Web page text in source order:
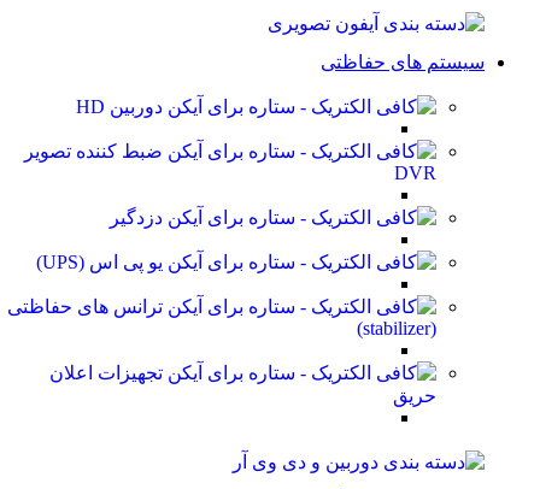
سیستم های حفاظتی
دوربین HD
ضبط کننده تصویر
DVR
دزدگیر
یو پی اس (UPS)
ترانس های حفاظتی
(stabilizer)
تجهیزات اعلان
حریق